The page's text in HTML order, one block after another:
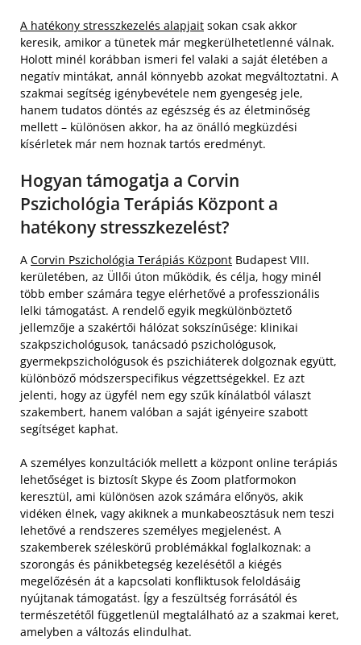
A hatékony stresszkezelés alapjait sokan csak akkor
keresik, amikor a tünetek már megkerülhetetlenné válnak.
Holott minél korábban ismeri fel valaki a saját életében a
negatív mintákat, annál könnyebb azokat megváltoztatni. A
szakmai segítség igénybevétele nem gyengeség jele,
hanem tudatos döntés az egészség és az életminőség
mellett – különösen akkor, ha az önálló megküzdési
kísérletek már nem hoznak tartós eredményt.
Hogyan támogatja a Corvin
Pszichológia Terápiás Központ a
hatékony stresszkezelést?
A Corvin Pszichológia Terápiás Központ Budapest VIII.
kerületében, az Üllői úton működik, és célja, hogy minél
több ember számára tegye elérhetővé a professzionális
lelki támogatást. A rendelő egyik megkülönböztető
jellemzője a szakértői hálózat sokszínűsége: klinikai
szakpszichológusok, tanácsadó pszichológusok,
gyermekpszichológusok és pszichiáterek dolgoznak együtt,
különböző módszerspecifikus végzettségekkel. Ez azt
jelenti, hogy az ügyfél nem egy szűk kínálatból választ
szakembert, hanem valóban a saját igényeire szabott
segítséget kaphat.
A személyes konzultációk mellett a központ online terápiás
lehetőséget is biztosít Skype és Zoom platformokon
keresztül, ami különösen azok számára előnyös, akik
vidéken élnek, vagy akiknek a munkabeosztásuk nem teszi
lehetővé a rendszeres személyes megjelenést. A
szakemberek széleskörű problémákkal foglalkoznak: a
szorongás és pánikbetegség kezelésétől a kiégés
megelőzésén át a kapcsolati konfliktusok feloldásáig
nyújtanak támogatást. Így a feszültség forrásától és
természetétől függetlenül megtalálható az a szakmai keret,
amelyben a változás elindulhat.